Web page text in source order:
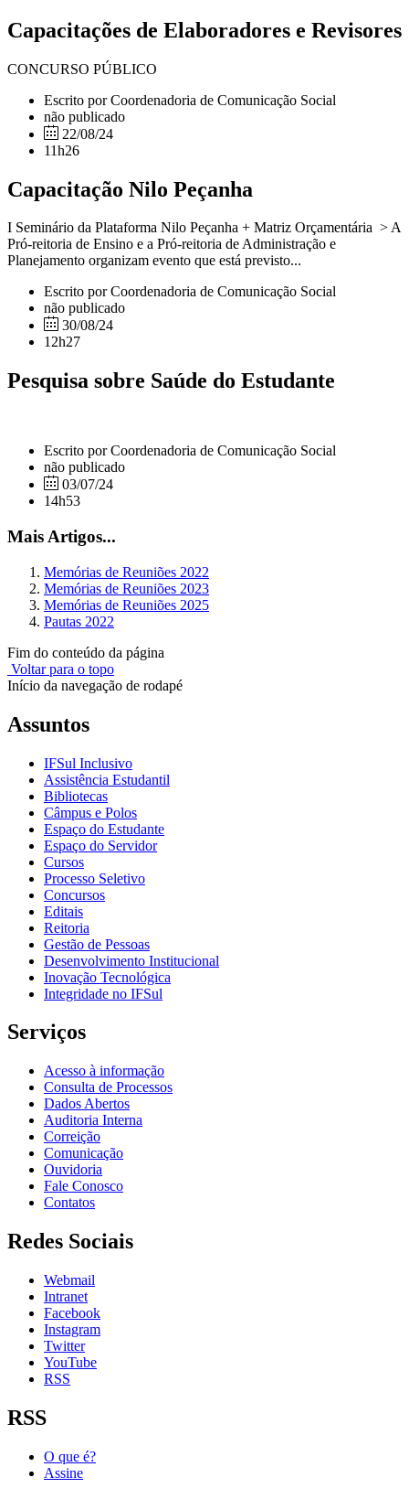
Capacitações de Elaboradores e Revisores
CONCURSO PÚBLICO
Escrito por Coordenadoria de Comunicação Social
não publicado
22/08/24
11h26
Capacitação Nilo Peçanha
I Seminário da Plataforma Nilo Peçanha + Matriz Orçamentária > A
Pró-reitoria de Ensino e a Pró-reitoria de Administração e
Planejamento organizam evento que está previsto...
Escrito por Coordenadoria de Comunicação Social
não publicado
30/08/24
12h27
Pesquisa sobre Saúde do Estudante
Escrito por Coordenadoria de Comunicação Social
não publicado
03/07/24
14h53
Mais Artigos...
Memórias de Reuniões 2022
Memórias de Reuniões 2023
Memórias de Reuniões 2025
Pautas 2022
Fim do conteúdo da página
Voltar para o topo
Início da navegação de rodapé
Assuntos
IFSul Inclusivo
Assistência Estudantil
Bibliotecas
Câmpus e Polos
Espaço do Estudante
Espaço do Servidor
Cursos
Processo Seletivo
Concursos
Editais
Reitoria
Gestão de Pessoas
Desenvolvimento Institucional
Inovação Tecnológica
Integridade no IFSul
Serviços
Acesso à informação
Consulta de Processos
Dados Abertos
Auditoria Interna
Correição
Comunicação
Ouvidoria
Fale Conosco
Contatos
Redes Sociais
Webmail
Intranet
Facebook
Instagram
Twitter
YouTube
RSS
RSS
O que é?
Assine